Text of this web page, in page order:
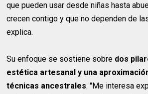
que pueden usar desde niñas hasta
crecen contigo y que no dependen de
explica.
Su enfoque se sostiene sobre dos
estética artesanal y una
técnicas ancestrales. "Me interesa